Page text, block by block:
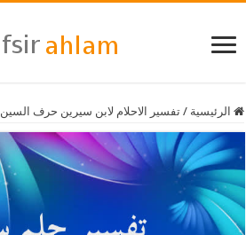
الرئيسية / تفسير الاحلام لابن سيرين حرف السين